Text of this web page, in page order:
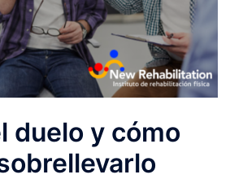
duelo y cómo